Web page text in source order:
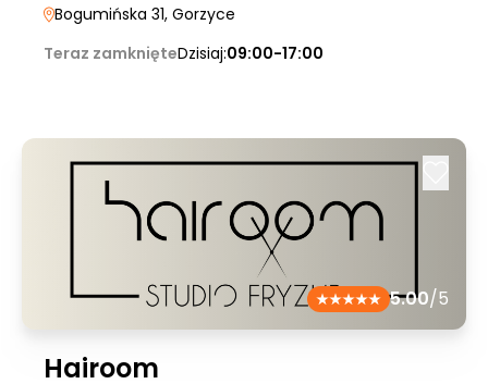
Bogumińska 31, Gorzyce
Teraz zamknięteDzisiaj:09:00-17:00
5.00/5
Hairoom